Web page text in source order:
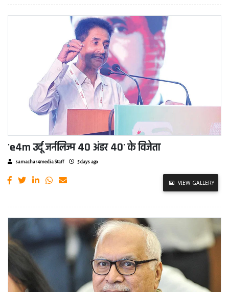
'e4m उर्दू जर्नलिज्म 40 अंडर 40' के विजेता
samachar4media Staff 5 days ago
VIEW GALLERY